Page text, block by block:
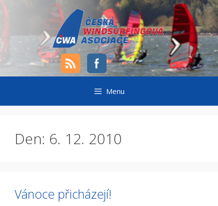
Přeskočit
na
Menu
Den: 6. 12. 2010
Vánoce přicházejí!